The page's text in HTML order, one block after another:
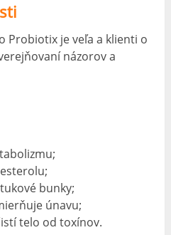
Probiotix je veľa a klienti o
názorov a
bunky;
únavu;
telo od toxínov.